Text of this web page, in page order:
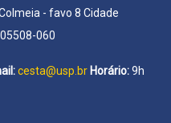
- favo 8 Cidade
060
cesta@usp.br Horário:9h